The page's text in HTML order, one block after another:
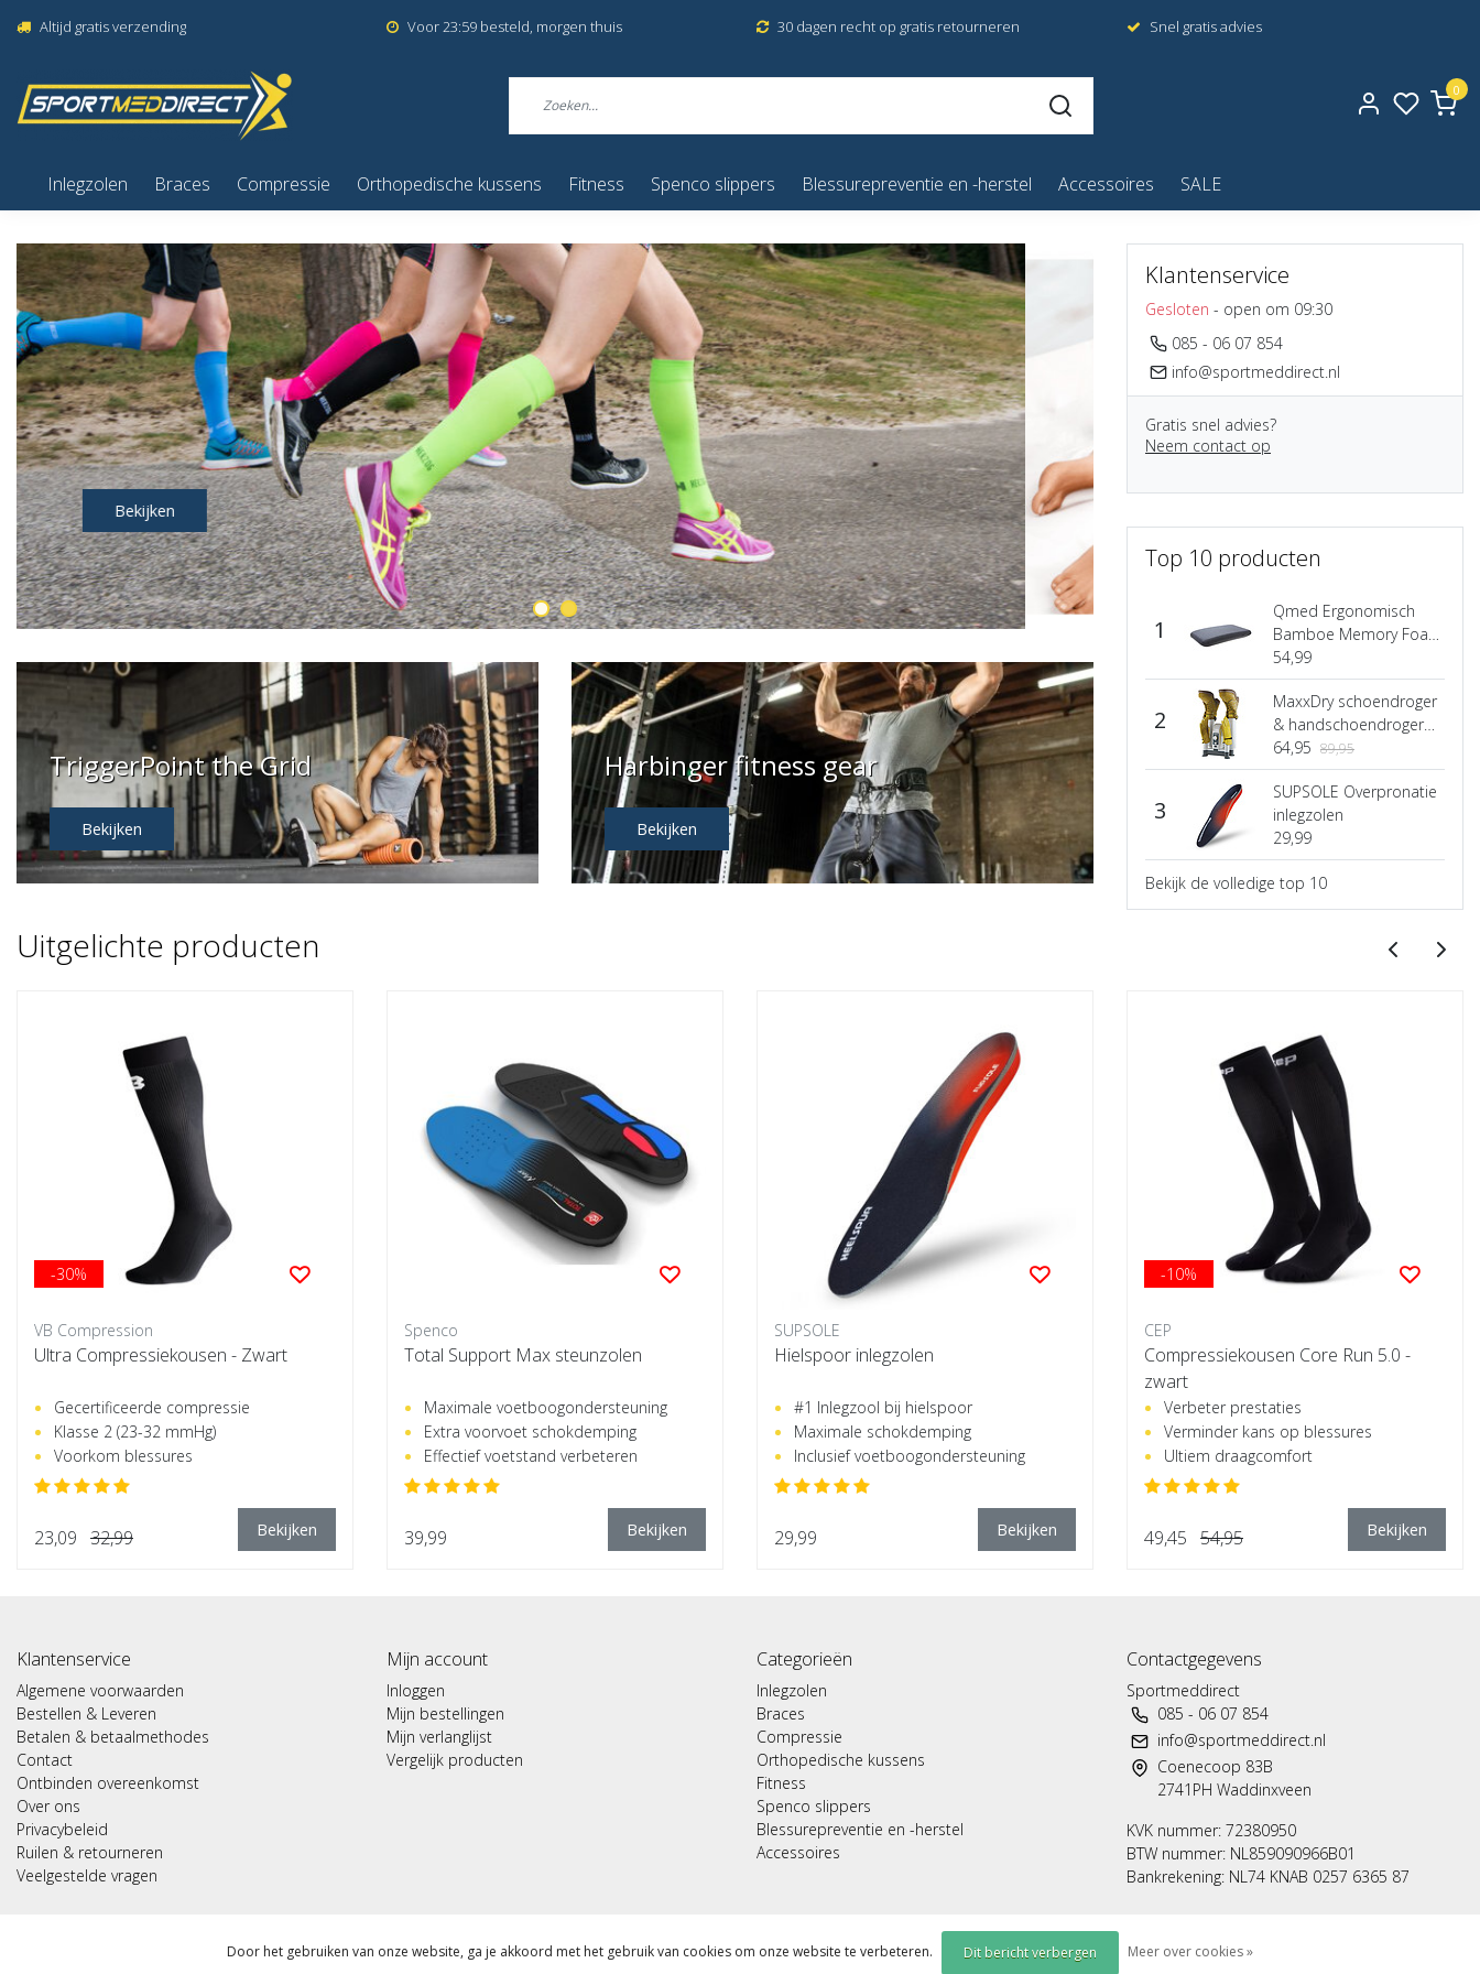
Altijd gratis verzending Voor 23:59 besteld, morgen thuis 30 dagen recht op gratis retourneren Snel gratis advies
0
Inlegzolen Braces Compressie Orthopedische kussens Fitness Spenco slippers Blessurepreventie en -herstel Accessoires SALE
Bekijken
TriggerPoint the Grid
Bekijken
Harbinger fitness gear
Bekijken
Klantenservice
Gesloten - open om 09:30
085 - 06 07 854
info@sportmeddirect.nl
Gratis snel advies?
Neem contact op
Top 10 producten
1
Qmed Ergonomisch
Bamboe Memory Foam
hoofdkussen
54,99
2
MaxxDry schoendroger
& handschoendroger
Heavy-Duty
64,95 89,95
3
SUPSOLE Overpronatie
inlegzolen
29,99
Bekijk de volledige top 10
Uitgelichte producten
-30%
VB Compression
Ultra Compressiekousen - Zwart
Gecertificeerde compressie
Klasse 2 (23-32 mmHg)
Voorkom blessures
23,09 32,99 Bekijken
Spenco
Total Support Max steunzolen
Maximale voetboogondersteuning
Extra voorvoet schokdemping
Effectief voetstand verbeteren
39,99 Bekijken
SUPSOLE
Hielspoor inlegzolen
#1 Inlegzool bij hielspoor
Maximale schokdemping
Inclusief voetboogondersteuning
29,99 Bekijken
-10%
CEP
Compressiekousen Core Run 5.0 -
zwart
Verbeter prestaties
Verminder kans op blessures
Ultiem draagcomfort
49,45 54,95 Bekijken
Klantenservice
Algemene voorwaarden
Bestellen & Leveren
Betalen & betaalmethodes
Contact
Ontbinden overeenkomst
Over ons
Privacybeleid
Ruilen & retourneren
Veelgestelde vragen
Mijn account
Inloggen
Mijn bestellingen
Mijn verlanglijst
Vergelijk producten
Categorieën
Inlegzolen
Braces
Compressie
Orthopedische kussens
Fitness
Spenco slippers
Blessurepreventie en -herstel
Accessoires
Contactgegevens
Sportmeddirect
085 - 06 07 854
info@sportmeddirect.nl
Coenecoop 83B
2741PH Waddinxveen
KVK nummer: 72380950
BTW nummer: NL859090966B01
Bankrekening: NL74 KNAB 0257 6365 87
Door het gebruiken van onze website, ga je akkoord met het gebruik van cookies om onze website te verbeteren. Dit bericht verbergen Meer over cookies »